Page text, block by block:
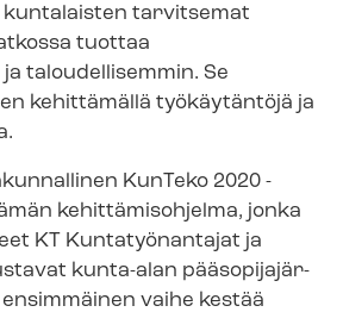
kuntalaisten tarvitsemat
tuottaa
taloudellisemmin. Se
kehittämällä työkäytäntöjä ja
KunTeko 2020 -
kehittämisohjelma, jonka
KT Kuntatyönantajat ja
kunta-alan pää­so­pi­ja­jär­
vaihe kestää